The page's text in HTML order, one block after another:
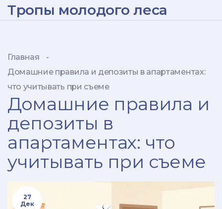
Тропы молодого леса
Главная
-
Домашние правила и депозиты в апартаментах:
что учитывать при съеме
Домашние правила и
депозиты в
апартаментах: что
учитывать при съеме
27
Дек